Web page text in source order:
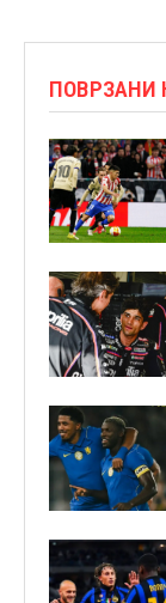
ПОВРЗАНИ